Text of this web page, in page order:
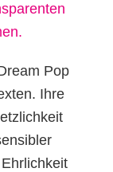
Pop
Ihre